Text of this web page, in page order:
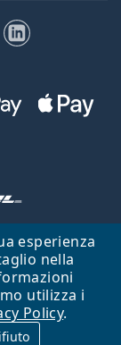
esperienza
nella
utilizza i
Policy.
LinkedIn
Repubblica Ceca.
IVA: CZ26104784
ne detiene la